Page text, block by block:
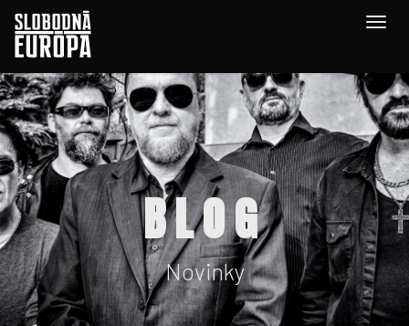
BLOG
Novinky